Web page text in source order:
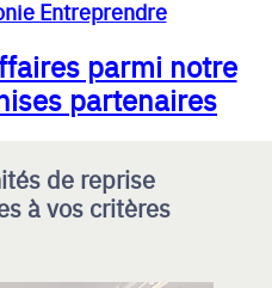
Entreprendre
parmi notre
partenaires
de reprise
à vos critères